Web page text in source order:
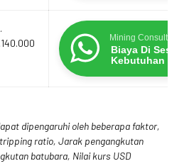
Mining Consultants
Biaya Di
Kebutuhan
dipengaruhi oleh beberapa faktor,
ratio, Jarak pengangkutan
batubara, Nilai kurs USD